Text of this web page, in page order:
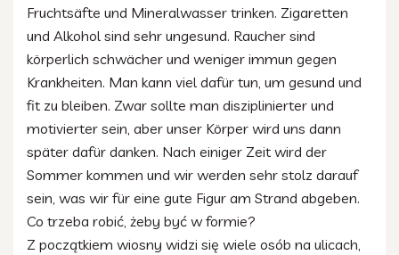
Fruchtsäfte und Mineralwasser trinken. Zigaretten
und Alkohol sind sehr ungesund. Raucher sind
körperlich schwächer und weniger immun gegen
Krankheiten. Man kann viel dafür tun, um gesund und
fit zu bleiben. Zwar sollte man disziplinierter und
motivierter sein, aber unser Körper wird uns dann
später dafür danken. Nach einiger Zeit wird der
Sommer kommen und wir werden sehr stolz darauf
sein, was wir für eine gute Figur am Strand abgeben.
Co trzeba robić, żeby być w formie?
Z początkiem wiosny widzi się wiele osób na ulicach,